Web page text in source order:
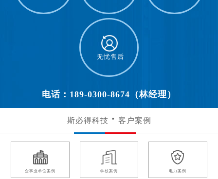
无忧售后
电话：189-0300-8674（林经理）
斯必得科技 客户案例
企事业单位案例 学校案例 电力案例